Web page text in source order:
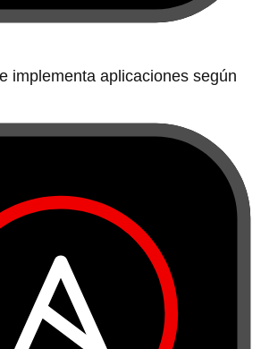
implementa aplicaciones según